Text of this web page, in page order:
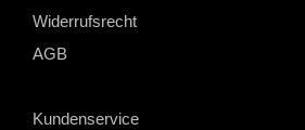
Widerrufsrecht
AGB
Kundenservice